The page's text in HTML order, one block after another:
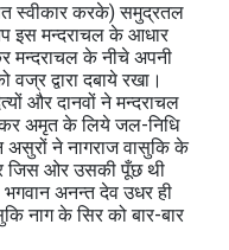
स्वीकार करके) समुद्रतल
इस मन्दराचल के आधार
मन्दराचल के नीचे अपनी
द्वारा दबाये रखा।
और दानवों ने मन्दराचल
अमृत के लिये जल-निधि
ने नागराज वासुकि के
जिस ओर उसकी पूँछ थी
अनन्त देव उधर ही
नाग के सिर को बार-बार